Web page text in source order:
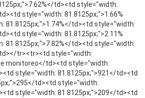
td><td style="width:
style="width: 81.8125px;">1.66%
81.8125px;">1.74%</td><td style="width:
style="width: 81.8125px;">2.11%
81.8125px;">7.82%</td><td style="width:
tr><tr><td style="width:
monitoreo</td><td style="width:
style="width: 81.8125px;">921</td><td
td><td style="width:
style="width: 81.8125px;">209</td><td